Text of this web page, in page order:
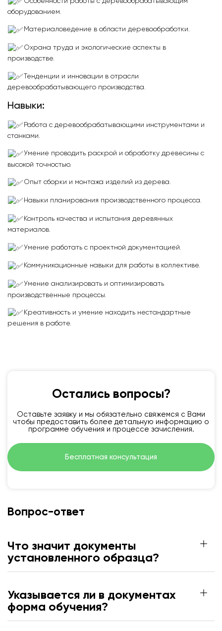
оборудованием.
Материаловедение в области деревообработки.
Охрана труда и экологические аспекты в
производстве.
Тенденции и инновации в отрасли
деревообрабатывающего производства.
Навыки:
Работа с деревообрабатывающими инструментами и
станками.
Умение проводить раскрой и обработку древесины с
высокой точностью.
Опыт сборки и монтажа изделий из дерева.
Навыки планирования производственного процесса.
Контроль качества и испытания деревянных
материалов.
Умение работать с проектной документацией.
Коммуникационные навыки для работы в коллективе.
Умение анализировать и оптимизировать
производственные процессы.
Креативность и умение находить нестандартные
решения в работе.
Остались вопросы?
Оставьте заявку и мы обязательно свяжемся с Вами
чтобы предоставить более детальную информацию о
программе обучения и процессе зачисления.
Бесплатная консультация
Вопрос-ответ
Что значит документы
установленного образца?
Указывается ли в документах
форма обучения?